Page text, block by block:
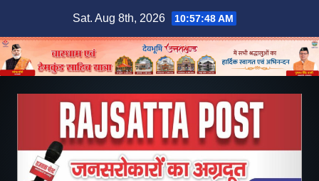
content
Sat. Aug 8th, 2026 10:57:49 AM